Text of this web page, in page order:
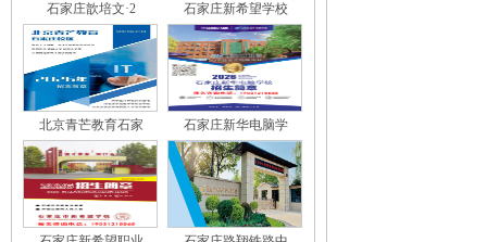
石家庄歆培文·2 石家庄新希望学校
北京青芒教育石家 石家庄新华电脑学